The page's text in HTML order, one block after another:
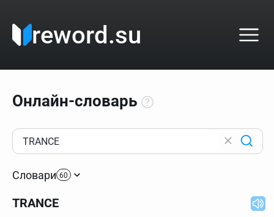
reword.su
Онлайн-словарь
Как пользоваться онлайн-словарём?
которого интересует. Система автоматически подберёт
варианты по начальным буквам и покажет их во
вариантов, откроется страница со словарными
Словари 60
TRANCE